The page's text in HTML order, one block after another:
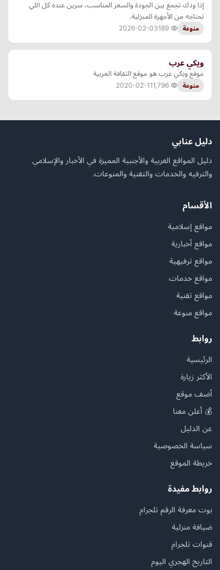
إذا ودك تجمع بين الجودة والسعر المناسب، سرين عنده كل اللي
تحتاجه من الأجهزة المنزلية.
منوعة 2026-02-03
ويكي عرب
موقع ويكي عرب هو موقع الثقافة العربية
منوعة 2020-02-11
دليل عنابي
دليل المواقع العربية والأجنبية المميزة في الأخبار والإسلامي
والترفيه والخدمات والتقنية والمنوعات.
الأقسام
مواقع إسلامية
مواقع أخبارية
مواقع ترفيهية
مواقع خدمات
مواقع تقنية
مواقع منوعة
روابط
الرئيسية
الأكثر زيارة
أضف موقع
💰 أعلن معنا
عن الدليل
سياسة الخصوصية
خريطة الموقع
روابط مفيدة
بوت معرفة الرقم تلجرام
ضيافة منزلية
قنوات تلجرام
التاريخ الهجري اليوم